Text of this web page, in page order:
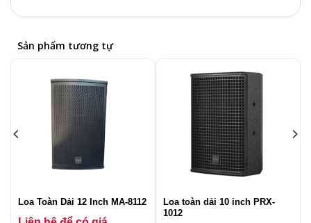
Sản phẩm tương tự
Loa Toàn Dải 12 Inch MA-8112
Loa toàn dải 10 inch PRX-
1012